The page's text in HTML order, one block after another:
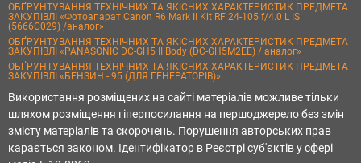
ОБҐРУНТУВАННЯ ТЕХНІЧНИХ ТА ЯКІСНИХ ХАРАКТЕРИСТИК ПРЕДМЕТА
ЗАКУПІВЛІ «Фотоапарат Canon R6 Mark II Kit RF 24-105 f/4.0 L IS
(5666C029) /аналог»
ОБҐРУНТУВАННЯ ТЕХНІЧНИХ ТА ЯКІСНИХ ХАРАКТЕРИСТИК ПРЕДМЕТА
ЗАКУПІВЛІ «PANASONIC DC-GH5 II Body (DC-GH5M2EE) / аналог»
ОБҐРУНТУВАННЯ ТЕХНІЧНИХ ТА ЯКІСНИХ ХАРАКТЕРИСТИК ПРЕДМЕТА
ЗАКУПІВЛІ «БЕНЗИН - 95 (ДЛЯ ГЕНЕРАТОРІВ)»
Використання розміщених на сайті матеріалів можливе тільки
шляхом розміщення гіперпосилання на першоджерело без змін
змісту матеріалів та скорочень. Порушення авторських прав
карається законом. Ідентифікатор в Реєстрі суб'єктів у сфері